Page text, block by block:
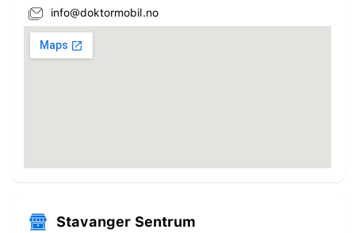
info@doktormobil.no
Stavanger Sentrum